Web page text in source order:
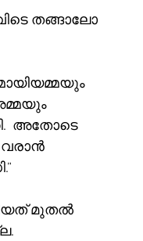
തങ്ങാലോ
അതോടെ
വരാൻ
മുതൽ